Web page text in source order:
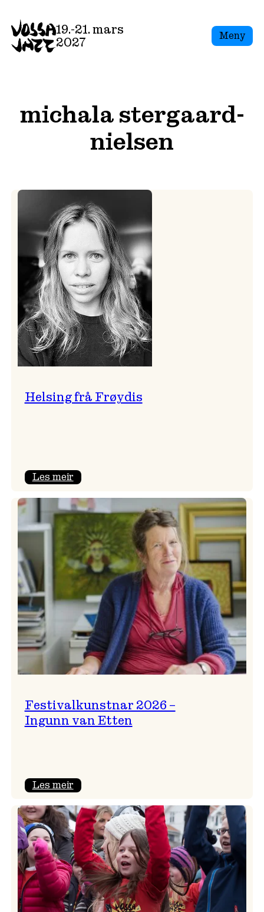
to
content
19.-21. mars
2027
Meny
michala stergaard-
nielsen
Helsing frå Frøydis
Les meir:
frå
Frøydis
Festivalkunstnar 2026 –
Ingunn van Etten
Les meir:
2026
–
Ingunn van Etten